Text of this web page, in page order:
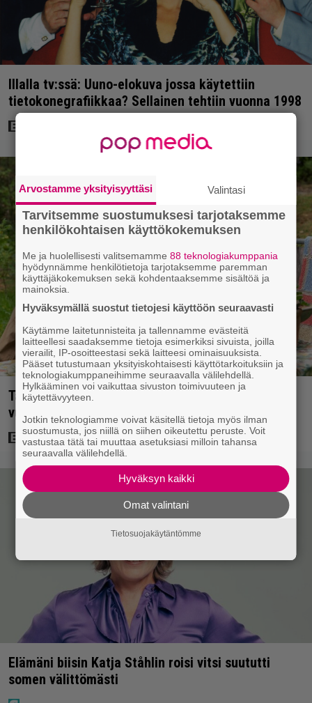
Illalla tv:ssä: Uuno-elokuva jossa käytettiin
tietokonegrafiikkaa? Sellainen tehtiin vuonna 1998
Tänään tv:ssä: Koskettava kotimainen elokuva
vuodelta 2020 – ”Tehty isolla sydämellä”
Elämäni biisin Katja Ståhlin roisi vitsi suututti
somen välittömästi
Arvostamme yksityisyyttäsi Valintasi
Tarvitsemme suostumuksesi tarjotaksemme
henkilökohtaisen käyttökokemuksen
Me ja huolellisesti valitsemamme88 teknologiakumppania
hyödynnämme henkilötietoja tarjotaksemme paremman
käyttäjäkokemuksen sekä kohdentaaksemme sisältöä ja
mainoksia.
Hyväksymällä suostut tietojesi käyttöön seuraavasti
Käytämme laitetunnisteita ja tallennamme evästeitä
laitteellesi saadaksemme tietoja esimerkiksi sivuista, joilla
vierailit, IP-osoitteestasi sekä laitteesi ominaisuuksista.
Pääset tutustumaan yksityiskohtaisesti käyttötarkoituksiin ja
teknologiakumppaneihimme seuraavalla välilehdellä.
Hylkääminen voi vaikuttaa sivuston toimivuuteen ja
käytettävyyteen.
Jotkin teknologiamme voivat käsitellä tietoja myös ilman
suostumusta, jos niillä on siihen oikeutettu peruste. Voit
vastustaa tätä tai muuttaa asetuksiasi milloin tahansa
seuraavalla välilehdellä.
Hyväksyn kaikki
Omat valintani
Tietosuojakäytäntömme